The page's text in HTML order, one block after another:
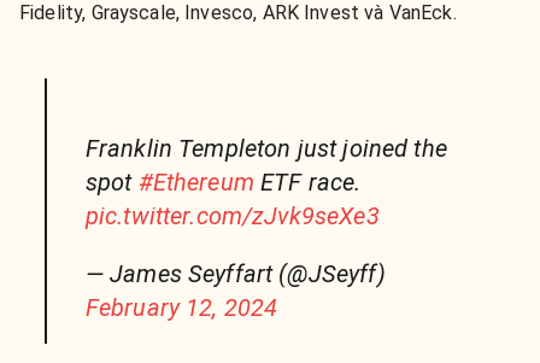
Fidelity, Grayscale, Invesco, ARK Invest và VanEck.
Franklin Templeton just joined the
spot #Ethereum ETF race.
pic.twitter.com/zJvk9seXe3
— James Seyffart (@JSeyff)
February 12, 2024